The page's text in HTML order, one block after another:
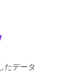
たデータ